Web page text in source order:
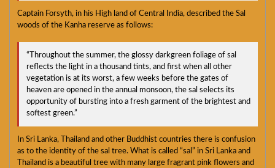
Captain Forsyth, in his High land of Central India, described the Sal
woods of the Kanha reserve as follows:
“Throughout the summer, the glossy darkgreen foliage of sal
reflects the light in a thousand tints, and first when all other
vegetation is at its worst, a few weeks before the gates of
heaven are opened in the annual monsoon, the sal selects its
opportunity of bursting into a fresh garment of the brightest and
softest green.”
In Sri Lanka, Thailand and other Buddhist countries there is confusion
as to the identity of the sal tree. What is called “sal” in Sri Lanka and
Thailand is a beautiful tree with many large fragrant pink flowers and